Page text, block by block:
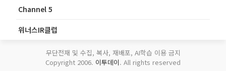
Channel 5
위너스IR클럽
무단전재 및 수집, 복사, 재배포, AI학습 이용 금지
Copyright 2006. 이투데이. All rights reserved